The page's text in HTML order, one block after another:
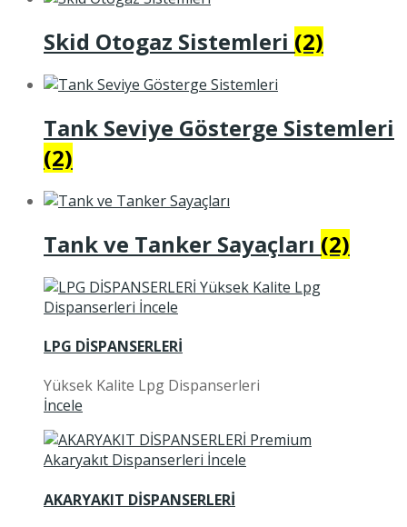
Skid Otogaz Sistemleri (2)
Tank Seviye Gösterge Sistemleri
(2)
Tank ve Tanker Sayaçları (2)
LPG DİSPANSERLERİ
Yüksek Kalite Lpg Dispanserleri
İncele
AKARYAKIT DİSPANSERLERİ